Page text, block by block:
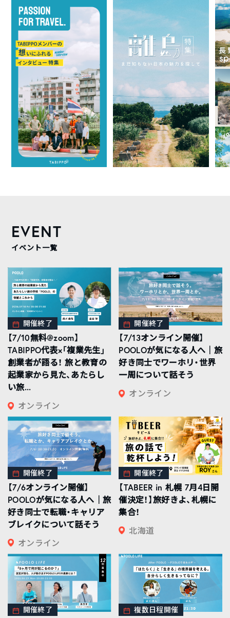
EVENT
イベント一覧
開催終了
【7/10無料@zoom】
TABIPPO代表×「複業先生」
創業者が語る！ 旅と教育の
起業家から見た、あたらし
い旅...
オンライン
開催終了
【7/13オンライン開催】
POOLOが気になる人へ｜旅
好き同士でワーホリ・世界
一周について話そう
オンライン
開催終了
【7/6オンライン開催】
POOLOが気になる人へ｜旅
好き同士で転職・キャリア
ブレイクについて話そう
オンライン
開催終了
【TABEER in 札幌 7月4日開
催決定！】旅好きよ、札幌に
集合！
北海道
開催終了 複数日程開催